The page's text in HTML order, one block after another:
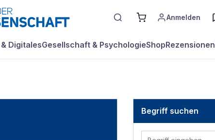
Anmelden
DigitalesGesellschaft & PsychologieShopRezensionen
Begriff suchen